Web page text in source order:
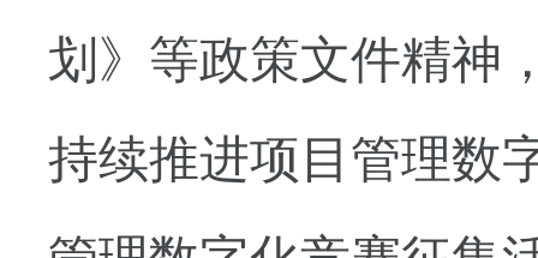
划》等政策文件精神
持续推进项目管理数